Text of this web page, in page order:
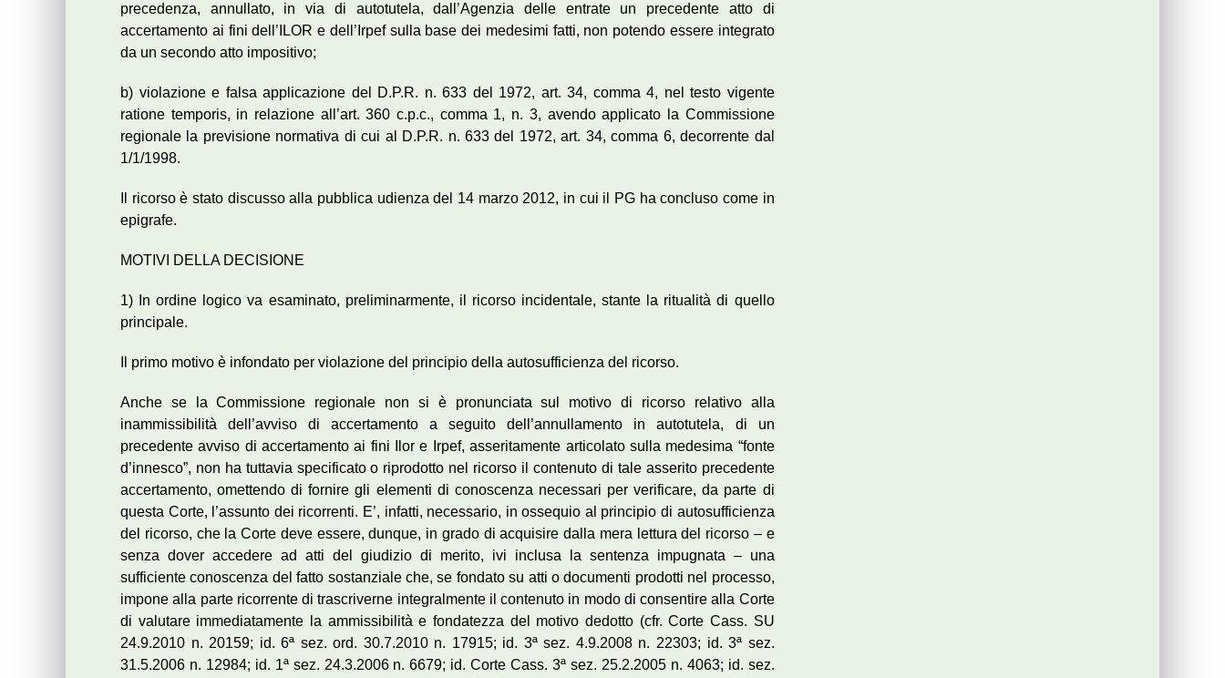
precedenza, annullato, in via di autotutela, dall’Agenzia delle entrate un precedente atto di
accertamento ai fini dell’ILOR e dell’Irpef sulla base dei medesimi fatti, non potendo essere integrato
da un secondo atto impositivo;
b) violazione e falsa applicazione del D.P.R. n. 633 del 1972, art. 34, comma 4, nel testo vigente
ratione temporis, in relazione all’art. 360 c.p.c., comma 1, n. 3, avendo applicato la Commissione
regionale la previsione normativa di cui al D.P.R. n. 633 del 1972, art. 34, comma 6, decorrente dal
1/1/1998.
Il ricorso è stato discusso alla pubblica udienza del 14 marzo 2012, in cui il PG ha concluso come in
epigrafe.
MOTIVI DELLA DECISIONE
1) In ordine logico va esaminato, preliminarmente, il ricorso incidentale, stante la ritualità di quello
principale.
Il primo motivo è infondato per violazione del principio della autosufficienza del ricorso.
Anche se la Commissione regionale non si è pronunciata sul motivo di ricorso relativo alla
inammissibilità dell’avviso di accertamento a seguito dell’annullamento in autotutela, di un
precedente avviso di accertamento ai fini Ilor e Irpef, asseritamente articolato sulla medesima “fonte
d’innesco”, non ha tuttavia specificato o riprodotto nel ricorso il contenuto di tale asserito precedente
accertamento, omettendo di fornire gli elementi di conoscenza necessari per verificare, da parte di
questa Corte, l’assunto dei ricorrenti. E’, infatti, necessario, in ossequio al principio di autosufficienza
del ricorso, che la Corte deve essere, dunque, in grado di acquisire dalla mera lettura del ricorso – e
senza dover accedere ad atti del giudizio di merito, ivi inclusa la sentenza impugnata – una
sufficiente conoscenza del fatto sostanziale che, se fondato su atti o documenti prodotti nel processo,
impone alla parte ricorrente di trascriverne integralmente il contenuto in modo di consentire alla Corte
di valutare immediatamente la ammissibilità e fondatezza del motivo dedotto (cfr. Corte Cass. SU
24.9.2010 n. 20159; id. 6ª sez. ord. 30.7.2010 n. 17915; id. 3ª sez. 4.9.2008 n. 22303; id. 3ª sez.
31.5.2006 n. 12984; id. 1ª sez. 24.3.2006 n. 6679; id. Corte Cass. 3ª sez. 25.2.2005 n. 4063; id. sez.